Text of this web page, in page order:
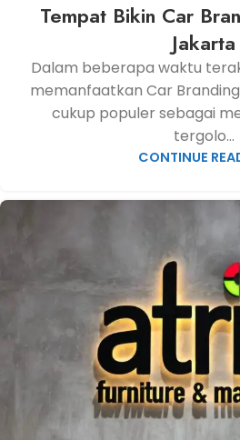
Tempat Bikin Car
Jakarta
Dalam beberapa waktu
memanfaatkan Car
cukup populer sebagai
tergolo...
CONTINUE